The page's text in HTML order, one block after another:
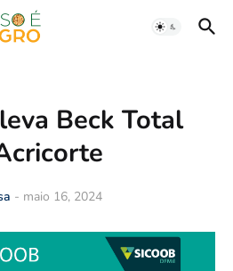
Beck Total
- maio 16, 2024